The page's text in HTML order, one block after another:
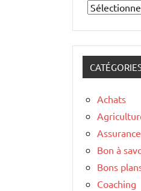
Archives
Achats
Bon à
Bons
Coaching